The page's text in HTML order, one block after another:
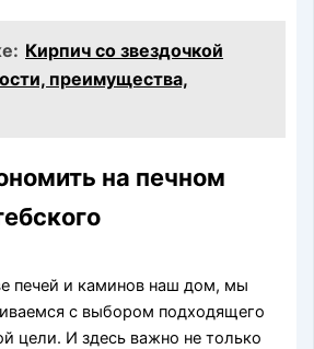
Кирпич со звездочкой
преимущества,
на печном
печей и каминов наш дом, мы
с выбором подходящего
цели. И здесь важно не только